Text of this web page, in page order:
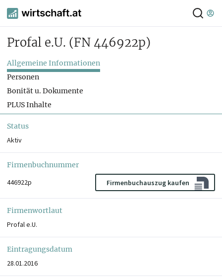
Profal e.U. (FN 446922p)
Allgemeine Informationen
Personen
Bonität u. Dokumente
PLUS Inhalte
Status
Aktiv
Firmenbuchnummer
446922p
Firmenbuchauszug kaufen
Firmenwortlaut
Profal e.U.
Eintragungsdatum
28.01.2016